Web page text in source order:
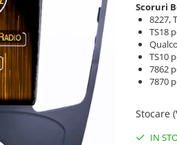
Scoruri
8227,
TS18
TS10
7862
7870
Stocare
IN